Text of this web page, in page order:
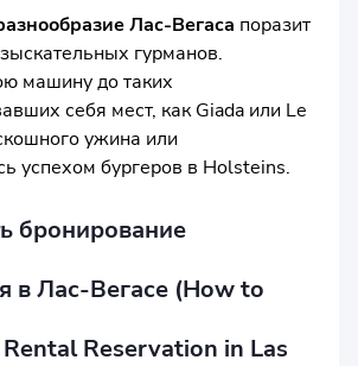
Лас-Вегаса поразит
гурманов.
машину до таких
себя мест, как Giada или Le
ужина или
успехом бургеров в Holsteins.
бронирование
в Лас-Вегасе (How to
Reservation in Las